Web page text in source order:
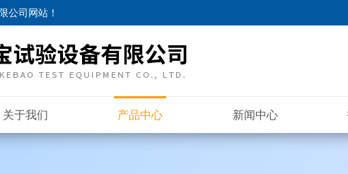
公司网站 ！
关于我们 产品中心 新闻中心